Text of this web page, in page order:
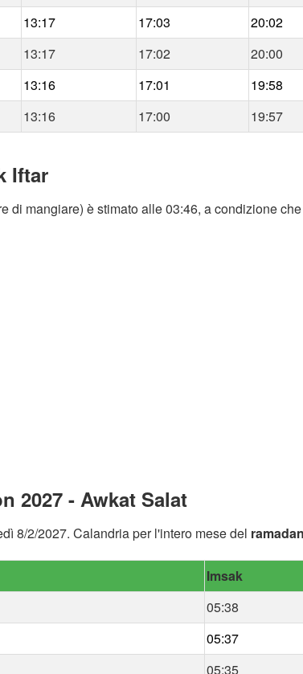
13:17 17:03 20:02
13:17 17:02 20:00
13:16 17:01 19:58
13:16 17:00 19:57
Iftar
di mangiare) è stimato alle 03:46, a condizione
2027 - Awkat Salat
8/2/2027. Calandria per l'intero mese del
Imsak
05:38
05:37
05:35